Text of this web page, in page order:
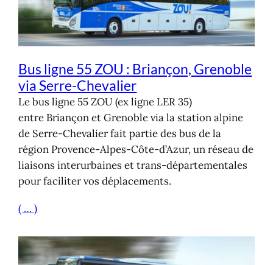
Bus ligne 55 ZOU : Briançon, Grenoble
via Serre-Chevalier
Le bus ligne 55 ZOU (ex ligne LER 35)
entre Briançon et Grenoble via la station alpine
de Serre-Chevalier fait partie des bus de la
région Provence-Alpes-Côte-d’Azur, un réseau de
liaisons interurbaines et trans-départementales
pour faciliter vos déplacements.
( … )